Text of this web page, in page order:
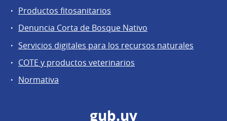
Productos fitosanitarios
Denuncia Corta de Bosque Nativo
Servicios digitales para los recursos naturales
COTE y productos veterinarios
Normativa
gub.uy